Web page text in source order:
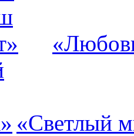
«Светлый